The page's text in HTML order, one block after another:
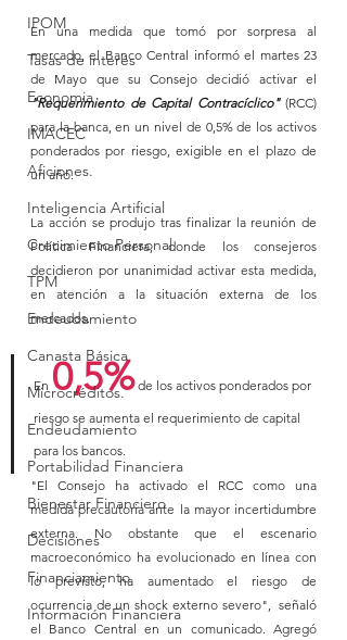
IPOM
Tasas de interés
Economia
IMACEC
Aficiones.
Inteligencia Artificial
Crecimiento Personal
TPM
Endeudamiento
Canasta Básica.
Microcréditos.
Endeudamiento
Portabilidad Financiera
Bienestar Financiero
Decisiones
Financiamiento
Información Financiera
En una medida que tomó por sorpresa al
mercado, el Banco Central informó el martes 23
"Requerimiento de Capital Contracíclico" (RCC)
para la banca, en un nivel de 0,5% de los activos
ponderados por riesgo, exigible en el plazo de
un año.
La acción se produjo tras finalizar la reunión de
Política Financiera, donde los consejeros
decidieron por unanimidad activar esta medida,
en atención a la situación externa de los
mercados.
En 0,5% de los activos ponderados por
riesgo se aumenta el requerimiento de capital
para los bancos.
"El Consejo ha activado el RCC como una
medida precautoria ante la mayor incertidumbre
externa. No obstante que el escenario
macroeconómico ha evolucionado en línea con
lo previsto, ha aumentado el riesgo de
ocurrencia de un shock externo severo",  señaló
el Banco Central en un comunicado. Agregó